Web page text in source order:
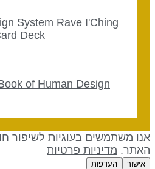
System Rave I'Ching
Card Deck
of Human Design
משתמשים בעוגיות לשיפור
מדיניות פרטיות
אישור העדפות